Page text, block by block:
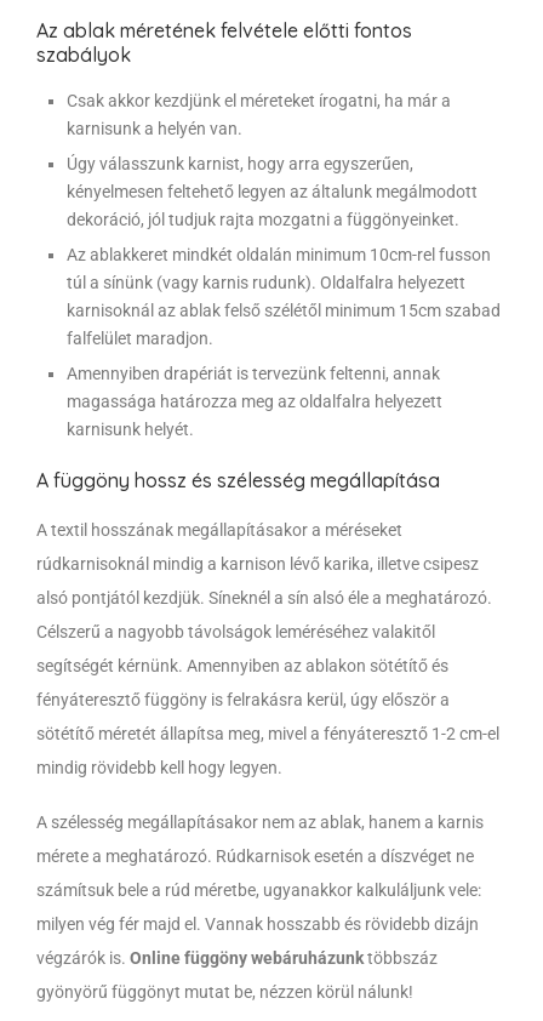
Az ablak méretének felvétele előtti fontos
szabályok
Csak akkor kezdjünk el méreteket írogatni, ha már a
karnisunk a helyén van.
Úgy válasszunk karnist, hogy arra egyszerűen,
kényelmesen feltehető legyen az általunk megálmodott
dekoráció, jól tudjuk rajta mozgatni a függönyeinket.
Az ablakkeret mindkét oldalán minimum 10cm-rel fusson
túl a sínünk (vagy karnis rudunk). Oldalfalra helyezett
karnisoknál az ablak felső szélétől minimum 15cm szabad
falfelület maradjon.
Amennyiben drapériát is tervezünk feltenni, annak
magassága határozza meg az oldalfalra helyezett
karnisunk helyét.
A függöny hossz és szélesség megállapítása
A textil hosszának megállapításakor a méréseket
rúdkarnisoknál mindig a karnison lévő karika, illetve csipesz
alsó pontjától kezdjük. Síneknél a sín alsó éle a meghatározó.
Célszerű a nagyobb távolságok leméréséhez valakitől
segítségét kérnünk. Amennyiben az ablakon sötétítő és
fényáteresztő függöny is felrakásra kerül, úgy először a
sötétítő méretét állapítsa meg, mivel a fényáteresztő 1-2 cm-el
mindig rövidebb kell hogy legyen.
A szélesség megállapításakor nem az ablak, hanem a karnis
mérete a meghatározó. Rúdkarnisok esetén a díszvéget ne
számítsuk bele a rúd méretbe, ugyanakkor kalkuláljunk vele:
milyen vég fér majd el. Vannak hosszabb és rövidebb dizájn
végzárók is. Online függöny webáruházunktöbbszáz
gyönyörű függönyt mutat be, nézzen körül nálunk!